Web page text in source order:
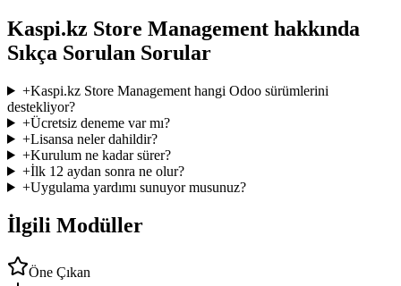
Kaspi.kz Store Management hakkında
Sıkça Sorulan Sorular
+Kaspi.kz Store Management hangi Odoo sürümlerini
destekliyor?
+Ücretsiz deneme var mı?
+Lisansa neler dahildir?
+Kurulum ne kadar sürer?
+İlk 12 aydan sonra ne olur?
+Uygulama yardımı sunuyor musunuz?
İlgili Modüller
Öne Çıkan